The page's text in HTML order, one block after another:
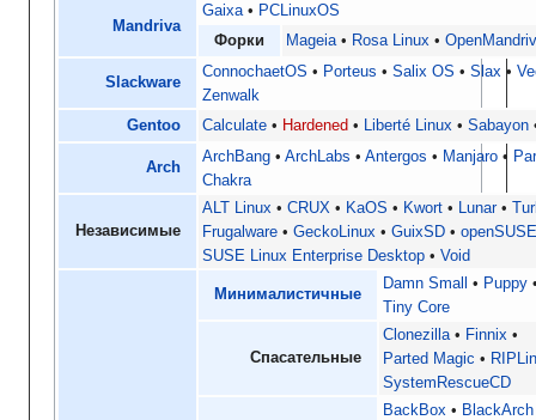
Mandriva
Gaixa
PCLinuxOS
Форки
Mageia Rosa Linux
Slackware
ConnochaetOS Porteus Salix OS Slax
Zenwalk
Gentoo
Calculate Hardened Liberté Linux Sabayon
Arch
ArchBang ArchLabs Antergos Manjaro
Chakra
Независимые
ALT Linux CRUX KaOS Kwort Lunar
Frugalware
GeckoLinux GuixSD
SUSE Linux Enterprise Desktop
Void
Минималистичные
Damn Small
Puppy
Tiny Core
Спасательные
Clonezilla
Finnix
Parted Magic
SystemRescueCD
BackBox
BlackArch